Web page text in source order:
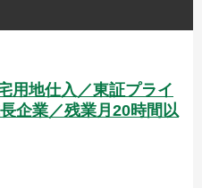
用地仕入／東証プライ
企業／残業月20時間以